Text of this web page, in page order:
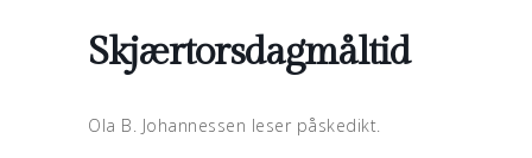
Skjærtorsdagmåltid
Ola B. Johannessen leser påskedikt.